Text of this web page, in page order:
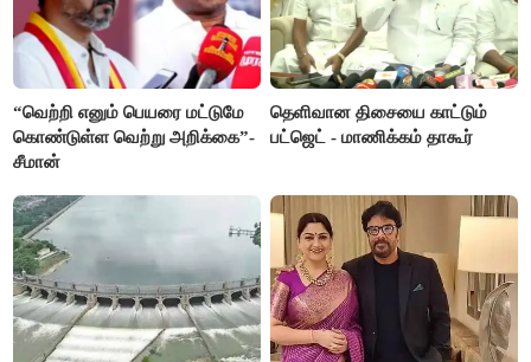
“வெற்றி எனும் பெயரை மட்டுமே
கொண்டுள்ள வெற்று அறிக்கை”-
சீமான்
தெளிவான திசையை காட்டும்
பட்ஜெட் - மாணிக்கம் தாகூர்